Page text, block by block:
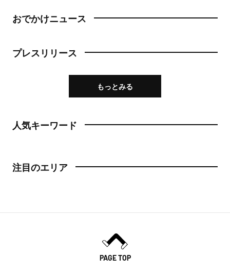
おでかけニュース
プレスリリース
もっとみる
人気キーワード
注目のエリア
PAGE TOP